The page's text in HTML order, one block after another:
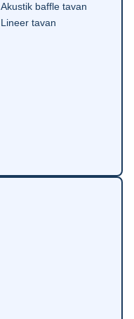
Akustik baffle tavan
Lineer tavan